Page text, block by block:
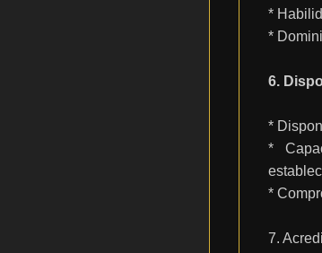
*
*
6.
*
*
*
7.